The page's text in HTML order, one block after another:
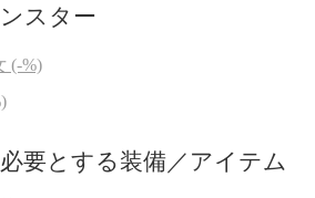
スター
(-%)
要とする装備／アイテム